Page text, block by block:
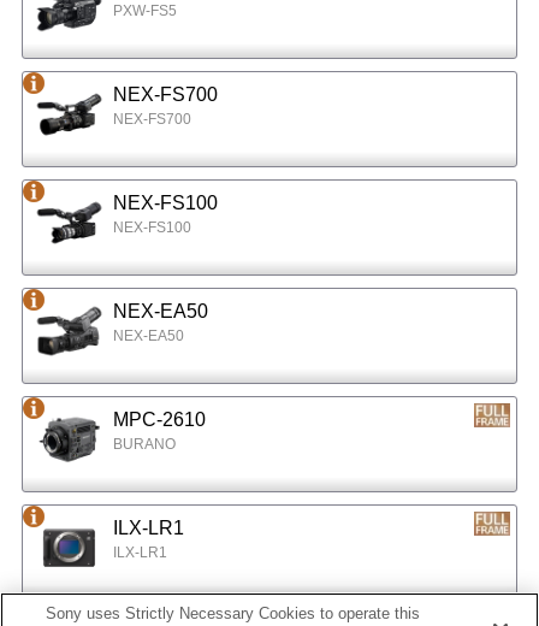
PXW-FS5
NEX-FS700
NEX-FS700
NEX-FS100
NEX-FS100
NEX-EA50
NEX-EA50
MPC-2610
BURANO
ILX-LR1
ILX-LR1
Sony uses Strictly Necessary Cookies to operate this